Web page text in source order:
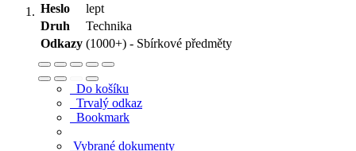
Heslo
lept
Druh
Technika
Odkazy (1000+) - Sbírkové předměty
Do košíku
Trvalý odkaz
Bookmark
Vybrané dokumenty